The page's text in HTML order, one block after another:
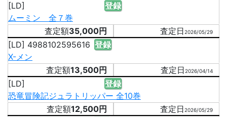
[LD]
登録
ムーミン 全７巻
35,000円
2026/05/29
[LD] 4988102595616 登録
X-メン
13,500円
2026/04/14
[LD]
登録
恐竜冒険記ジュラトリッパー 全10巻
12,500円
2026/05/29